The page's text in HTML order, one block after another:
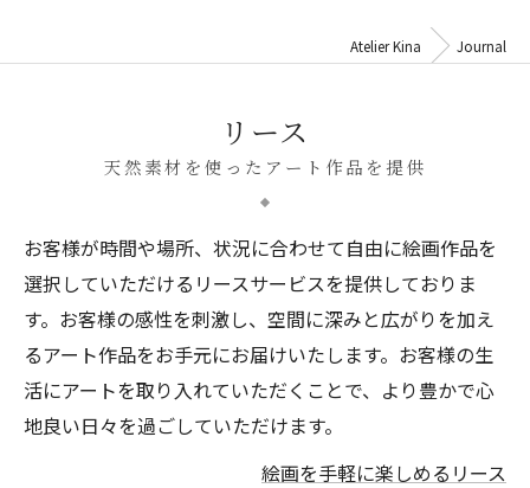
Atelier Kina Journal
リース
天然素材を使ったアート作品を提供
お客様が時間や場所、状況に合わせて自由に絵画作品を
選択していただけるリースサービスを提供しておりま
す。お客様の感性を刺激し、空間に深みと広がりを加え
るアート作品をお手元にお届けいたします。お客様の生
活にアートを取り入れていただくことで、より豊かで心
地良い日々を過ごしていただけます。
絵画を手軽に楽しめるリース